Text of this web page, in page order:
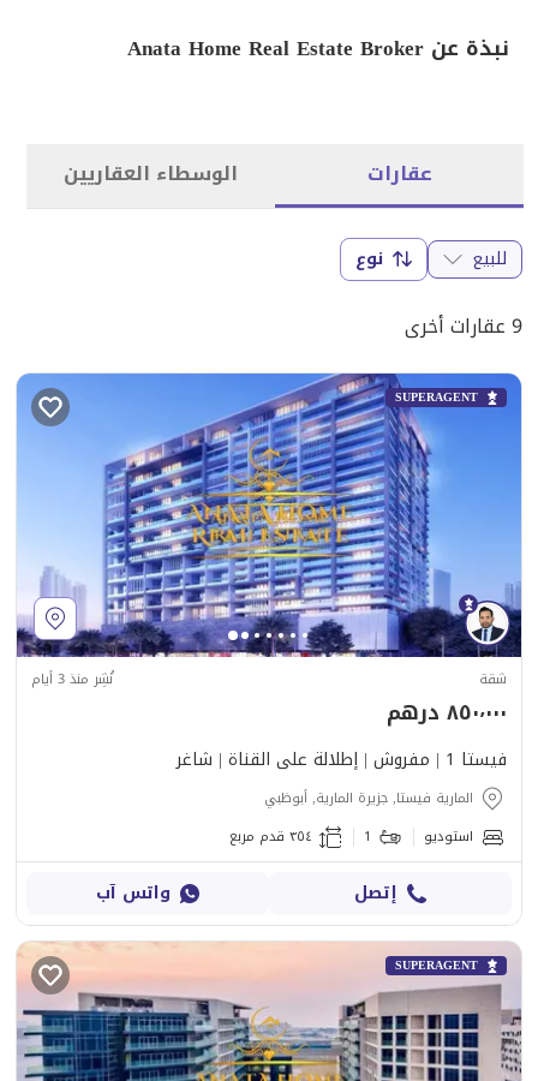
نبذة عن Anata Home Real Estate Broker
عقارات الوسطاء العقاريين
للبيع نوع
9 عقارات أخرى
SUPERAGENT
شقة نُشِر منذ 3 أيام
٨٥٠٬٠٠٠ درهم
فيستا 1 | مفروش | إطلالة على القناة | شاغر
المارية فيستا, جزيرة المارية, أبوظبي
استوديو
1 ٣٥٤ قدم مربع
إتصل واتس آب
SUPERAGENT